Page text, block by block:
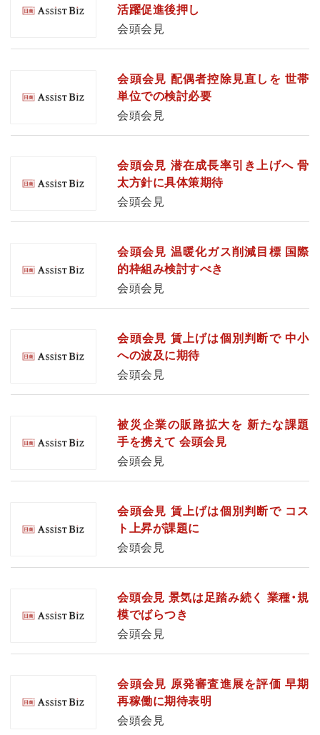
活躍促進後押し
会頭会見
会頭会見 配偶者控除見直しを 世帯
単位での検討必要
会頭会見
会頭会見 潜在成長率引き上げへ 骨
太方針に具体策期待
会頭会見
会頭会見 温暖化ガス削減目標 国際
的枠組み検討すべき
会頭会見
会頭会見 賃上げは個別判断で 中小
への波及に期待
会頭会見
被災企業の販路拡大を 新たな課題
手を携えて 会頭会見
会頭会見
会頭会見 賃上げは個別判断で コス
ト上昇が課題に
会頭会見
会頭会見 景気は足踏み続く 業種・規
模でばらつき
会頭会見
会頭会見 原発審査進展を評価 早期
再稼働に期待表明
会頭会見